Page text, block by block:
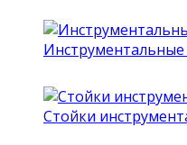
Стойки